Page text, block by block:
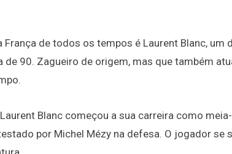
de todos os tempos é Laurent Blanc,
de 90. Zagueiro de origem, mas que também
Blanc começou a sua carreira como
por Michel Mézy na defesa. O jogador se